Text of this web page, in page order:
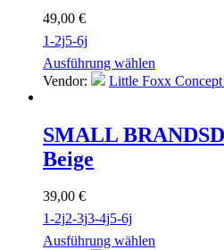
49,00 €
1-2j5-6j
Ausführung wählen
Vendor:
Little Foxx Concept
SMALL BRANDS
Beige
39,00 €
1-2j2-3j3-4j5-6j
Ausführung wählen